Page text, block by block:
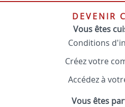
DEVENIR
Vous êtes
Conditions
Créez votre
Accédez à
Vous êtes